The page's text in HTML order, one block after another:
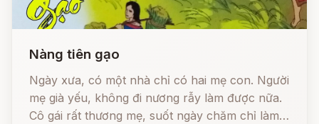
Nàng tiên gạo
Ngày xưa, có một nhà chỉ có hai mẹ con. Người
mẹ già yếu, không đi nương rẫy làm được nữa.
Cô gái rất thương mẹ, suốt ngày chăm chỉ làm